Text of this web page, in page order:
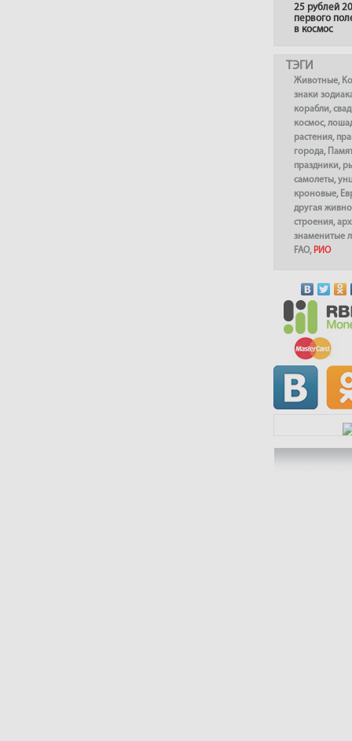
25 рублей
первого
в космос
ТЭГИ
Животные,
знаки
корабли,
космос,
растения,
города,
праздники,
самолеты,
кроновые,
другая
строения,
знаменитые
FAO, РИО